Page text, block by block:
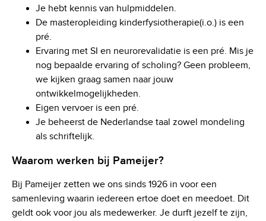
Je hebt kennis van hulpmiddelen.
De masteropleiding kinderfysiotherapie(i.o.) is een
pré.
Ervaring met SI en neurorevalidatie is een pré. Mis je
nog bepaalde ervaring of scholing? Geen probleem,
we kijken graag samen naar jouw
ontwikkelmogelijkheden.
Eigen vervoer is een pré.
Je beheerst de Nederlandse taal zowel mondeling
als schriftelijk.
Waarom werken bij Pameijer?
Bij Pameijer zetten we ons sinds 1926 in voor een
samenleving waarin iedereen ertoe doet en meedoet. Dit
geldt ook voor jou als medewerker. Je durft jezelf te zijn,